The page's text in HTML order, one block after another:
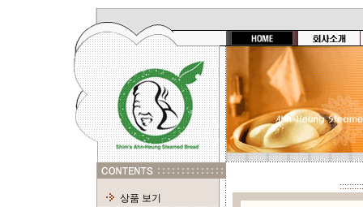
상품 보기